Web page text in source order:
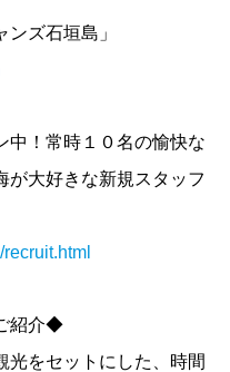
ズ石垣島」
中！常時１０名の愉快な
が大好きな新規スタッフ
紹介◆
をセットにした、時間